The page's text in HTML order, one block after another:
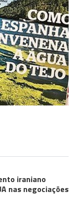
iraniano
nas negociações